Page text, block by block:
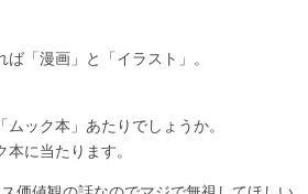
「漫画」と「イラスト」。
ック本」あたりでしょうか。
本に当たります。